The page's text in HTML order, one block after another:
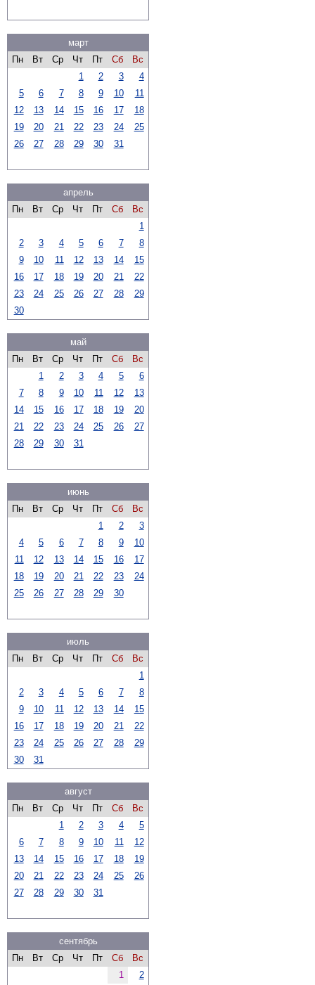
март
Пн
Вт Ср Чт Пт Сб
Вс
1
2 3
4
5
6 7 8 9 10
11
12
13 14 15 16 17
18
19
20 21 22 23 24
25
26
27 28 29 30 31
апрель
Пн
Вт Ср Чт Пт Сб
Вс
1
2
3 4 5 6 7
8
9
10 11 12 13 14
15
16
17 18 19 20 21
22
23
24 25 26 27 28
29
30
май
Пн
Вт Ср Чт Пт Сб
Вс
1
2 3 4 5
6
7
8 9 10 11 12
13
14
15 16 17 18 19
20
21
22 23 24 25 26
27
28
29 30 31
июнь
Пн
Вт Ср Чт Пт Сб
Вс
1
2
3
4
5 6 7 8 9
10
11
12 13 14 15 16
17
18
19 20 21 22 23
24
25
26 27 28 29 30
июль
Пн
Вт Ср Чт Пт Сб
Вс
1
2
3 4 5 6 7
8
9
10 11 12 13 14
15
16
17 18 19 20 21
22
23
24 25 26 27 28
29
30
31
август
Пн
Вт Ср Чт Пт Сб
Вс
1
2 3 4
5
6
7 8 9 10 11
12
13
14 15 16 17 18
19
20
21 22 23 24 25
26
27
28 29 30 31
сентябрь
Пн
Вт Ср Чт Пт Сб
Вс
1
2